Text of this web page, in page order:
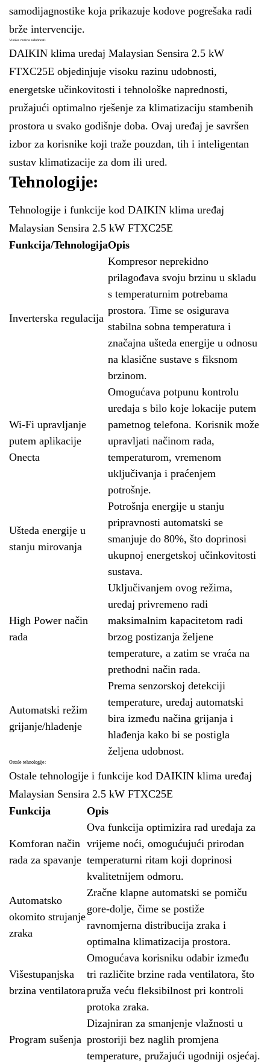
samodijagnostike koja prikazuje kodove pogrešaka radi
brže intervencije.
Visoka razina udobnosti
DAIKIN klima uređaj Malaysian Sensira 2.5 kW
FTXC25E objedinjuje visoku razinu udobnosti,
energetske učinkovitosti i tehnološke naprednosti,
pružajući optimalno rješenje za klimatizaciju stambenih
prostora u svako godišnje doba. Ovaj uređaj je savršen
izbor za korisnike koji traže pouzdan, tih i inteligentan
sustav klimatizacije za dom ili ured.
Tehnologije:
Tehnologije i funkcije kod DAIKIN klima uređaj
Malaysian Sensira 2.5 kW FTXC25E
Funkcija/TehnologijaOpis
Inverterska regulacija
Kompresor neprekidno
prilagođava svoju brzinu u skladu
s temperaturnim potrebama
prostora. Time se osigurava
stabilna sobna temperatura i
značajna ušteda energije u odnosu
na klasične sustave s fiksnom
brzinom.
Wi-Fi upravljanje
putem aplikacije
Onecta
Omogućava potpunu kontrolu
uređaja s bilo koje lokacije putem
pametnog telefona. Korisnik može
upravljati načinom rada,
temperaturom, vremenom
uključivanja i praćenjem
potrošnje.
Ušteda energije u
stanju mirovanja
Potrošnja energije u stanju
pripravnosti automatski se
smanjuje do 80%, što doprinosi
ukupnoj energetskoj učinkovitosti
sustava.
High Power način
rada
Uključivanjem ovog režima,
uređaj privremeno radi
maksimalnim kapacitetom radi
brzog postizanja željene
temperature, a zatim se vraća na
prethodni način rada.
Automatski režim
grijanje/hlađenje
Prema senzorskoj detekciji
temperature, uređaj automatski
bira između načina grijanja i
hlađenja kako bi se postigla
željena udobnost.
Ostale tehnologije:
Ostale tehnologije i funkcije kod DAIKIN klima uređaj
Malaysian Sensira 2.5 kW FTXC25E
Funkcija
Opis
Komforan način
rada za spavanje
Ova funkcija optimizira rad uređaja za
vrijeme noći, omogućujući prirodan
temperaturni ritam koji doprinosi
kvalitetnijem odmoru.
Automatsko
okomito strujanje
zraka
Zračne klapne automatski se pomiču
gore-dolje, čime se postiže
ravnomjerna distribucija zraka i
optimalna klimatizacija prostora.
Višestupanjska
brzina ventilatora
Omogućava korisniku odabir između
tri različite brzine rada ventilatora, što
pruža veću fleksibilnost pri kontroli
protoka zraka.
Program sušenja
Dizajniran za smanjenje vlažnosti u
prostoriji bez naglih promjena
temperature, pružajući ugodniji osjećaj.